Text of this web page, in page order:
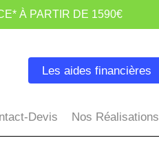
À PARTIR DE 1590€
Les aides financières
Devis Nos Réalisations